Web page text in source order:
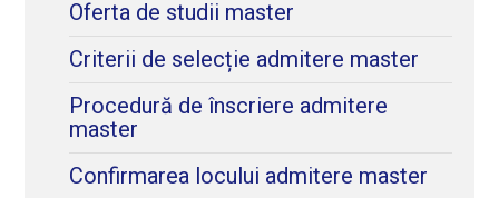
Oferta de studii master
Criterii de selecție admitere master
Procedură de înscriere admitere
master
Confirmarea locului admitere master